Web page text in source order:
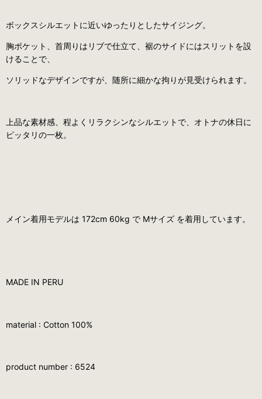
ボックスシルエットに近いゆったりとしたサイジング。
胸ポケット、首周りはリブで仕立て、裾のサイドにはスリットを設
けることで、
ソリッドなデザインですが、随所に細かな拘りが見受けられます。
上品な素材感、程よくリラクシンなシルエットで、オトナの休日に
ピッタリの一枚。
メイン着用モデルは 172cm 60kg で Mサイズ を着用しています。
MADE IN PERU
material : Cotton 100%
product number : 6524